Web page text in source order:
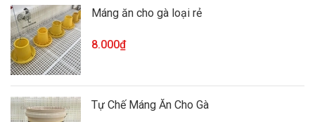
Máng ăn cho gà loại rẻ
8.000₫
Tự Chế Máng Ăn Cho Gà